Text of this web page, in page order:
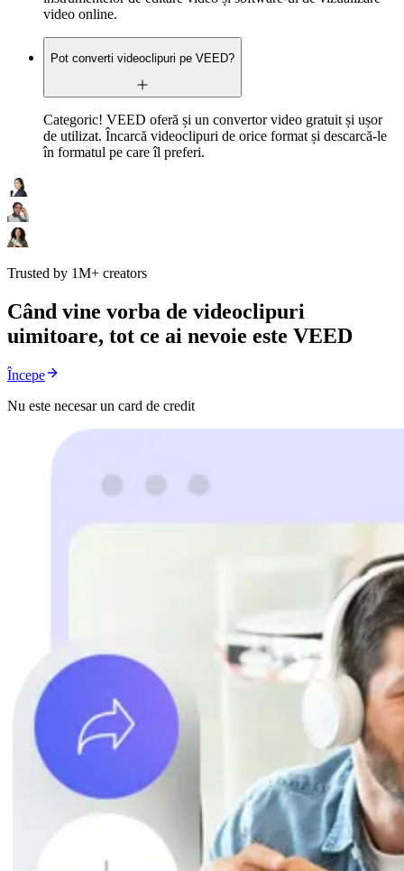
video online.
Pot converti videoclipuri pe VEED?
Categoric! VEED oferă și un convertor video gratuit și ușor
de utilizat. Încarcă videoclipuri de orice format și descarcă-le
în formatul pe care îl preferi.
Trusted by 1M+ creators
Când vine vorba de videoclipuri
uimitoare, tot ce ai nevoie este VEED
Începe
Nu este necesar un card de credit